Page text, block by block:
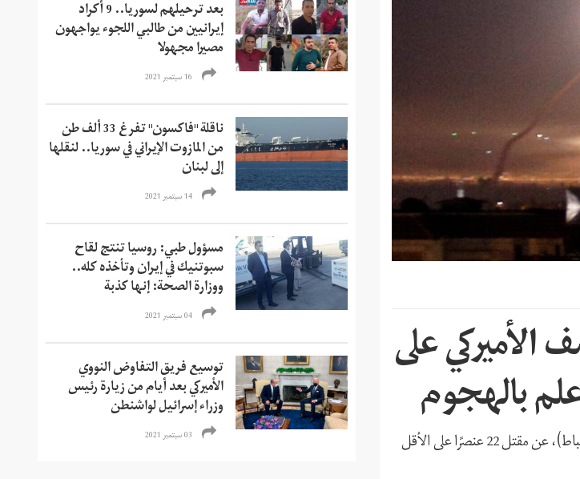
الأميركي على
بالهجوم
أعلن رئيس المرصد السوري لحقوق الإنسان، رامي عبد الرحمن، اليوم الجمعة 26 فبراير (شباط)، عن مقتل 22 عنصرًا على الأقل
بعد ترحيلهم لسوريا.. 9 أكراد
إيرانيين من طالبي اللجوء يواجهون
مصيرا مجهولا
16 سبتمبر 2021
ناقلة "فاكسون" تفرغ 33 ألف طن
من المازوت الإيراني في سوريا.. لنقلها
إلى لبنان
14 سبتمبر 2021
مسؤول طبي: روسيا تنتج لقاح
سبوتنيك في إيران وتأخذه كله..
ووزارة الصحة: إنها كذبة
04 سبتمبر 2021
توسيع فريق التفاوض النووي
الأميركي بعد أيام من زيارة رئيس
وزراء إسرائيل لواشنطن
03 سبتمبر 2021